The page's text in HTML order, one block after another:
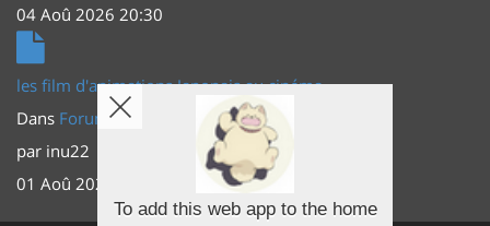
04 Aoû 2026 20:30
les film d'animations Japonais au cinéma
Dans Forum Principal
Actus (TV, vidéo, web)
par inu22
01 Aoû 2026 20:56
To add this web app to the home